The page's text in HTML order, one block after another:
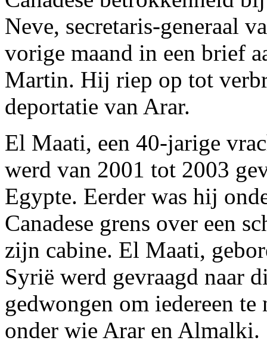
Neve, secretaris-generaal
vorige maand in een brief
Martin. Hij riep op tot
deportatie van Arar.
El Maati, een 40-jarige
werd van 2001 tot 2003
Egypte. Eerder was hij
Canadese grens over een
zijn cabine. El Maati,
Syrië werd gevraagd naar
gedwongen om iedereen
onder wie Arar en Almalki.